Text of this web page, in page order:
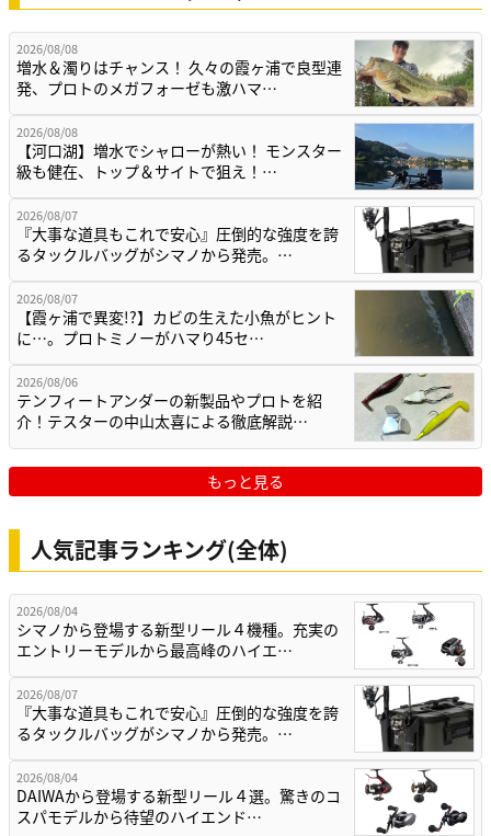
2026/08/08
増水＆濁りはチャンス！ 久々の霞ヶ浦で良型連
発、プロトのメガフォーゼも激ハマ…
2026/08/08
【河口湖】増水でシャローが熱い！ モンスター
級も健在、トップ＆サイトで狙え！…
2026/08/07
『大事な道具もこれで安心』圧倒的な強度を誇
るタックルバッグがシマノから発売。…
2026/08/07
【霞ヶ浦で異変!?】カビの生えた小魚がヒント
に…。プロトミノーがハマり45セ…
2026/08/06
テンフィートアンダーの新製品やプロトを紹
介！テスターの中山太喜による徹底解説…
もっと見る
人気記事ランキング(全体)
2026/08/04
シマノから登場する新型リール４機種。充実の
エントリーモデルから最高峰のハイエ…
2026/08/07
『大事な道具もこれで安心』圧倒的な強度を誇
るタックルバッグがシマノから発売。…
2026/08/04
DAIWAから登場する新型リール４選。驚きのコ
スパモデルから待望のハイエンド…